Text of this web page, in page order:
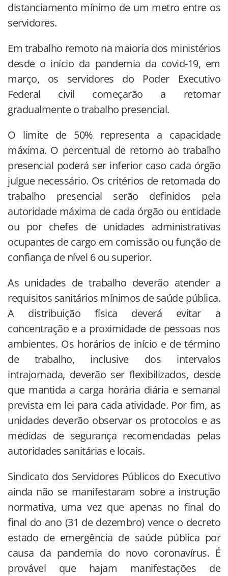
distanciamento mínimo de um metro entre os
servidores.
Em trabalho remoto na maioria dos ministérios
desde o início da pandemia da covid-19, em
março, os servidores do Poder Executivo
Federal civil começarão a retomar
gradualmente o trabalho presencial.
O limite de 50% representa a capacidade
máxima. O percentual de retorno ao trabalho
presencial poderá ser inferior caso cada órgão
julgue necessário. Os critérios de retomada do
trabalho presencial serão definidos pela
autoridade máxima de cada órgão ou entidade
ou por chefes de unidades administrativas
ocupantes de cargo em comissão ou função de
confiança de nível 6 ou superior.
As unidades de trabalho deverão atender a
requisitos sanitários mínimos de saúde pública.
A distribuição física deverá evitar a
concentração e a proximidade de pessoas nos
ambientes. Os horários de início e de término
de trabalho, inclusive dos intervalos
intrajornada, deverão ser flexibilizados, desde
que mantida a carga horária diária e semanal
prevista em lei para cada atividade. Por fim, as
unidades deverão observar os protocolos e as
medidas de segurança recomendadas pelas
autoridades sanitárias e locais.
Sindicato dos Servidores Públicos do Executivo
ainda não se manifestaram sobre a instrução
normativa, uma vez que apenas no final do
final do ano (31 de dezembro) vence o decreto
estado de emergência de saúde pública por
causa da pandemia do novo coronavírus. É
provável que hajam manifestações de